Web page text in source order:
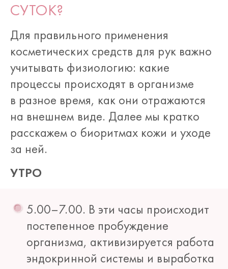
СУТОК?
Для правильного применения
косметических средств для рук важно
учитывать физиологию: какие
процессы происходят в организме
в разное время, как они отражаются
на внешнем виде. Далее мы кратко
расскажем о биоритмах кожи и уходе
за ней.
УТРО
5.00–7.00. В эти часы происходит
постепенное пробуждение
организма, активизируется работа
эндокринной системы и выработка